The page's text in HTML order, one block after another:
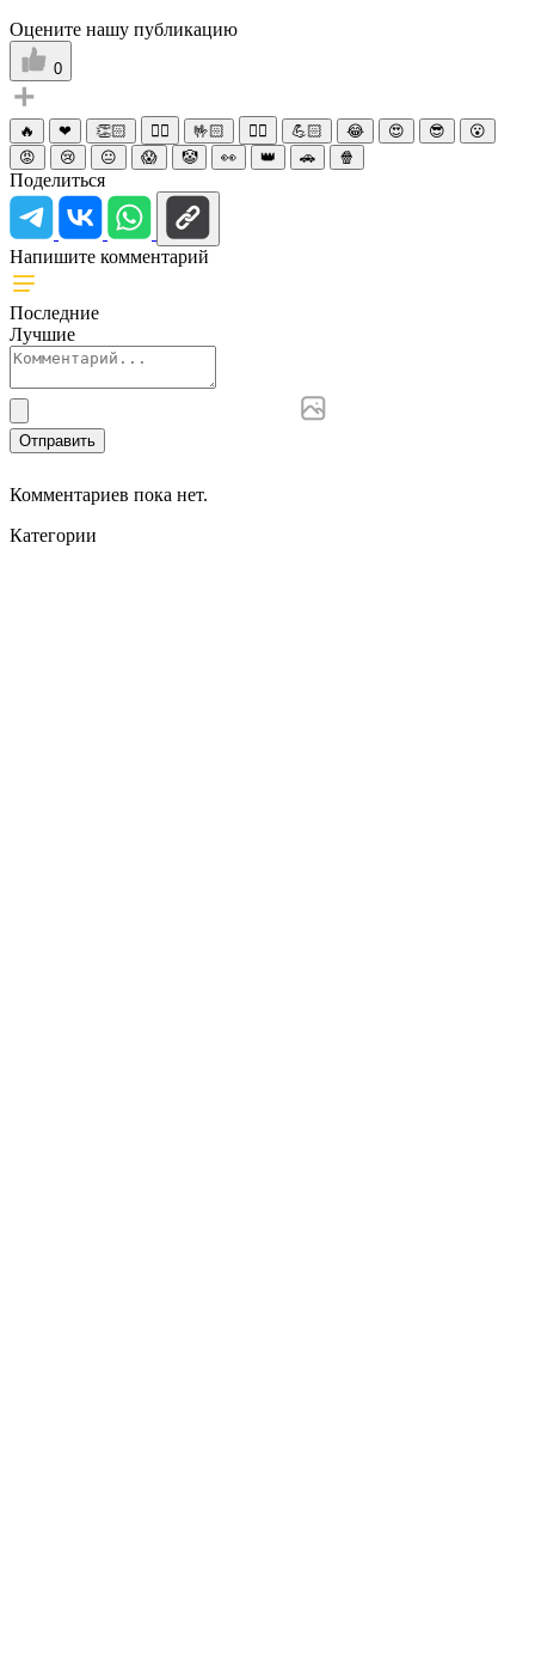
Оцените нашу публикацию
0
🔥 ❤ 👏🏻 ☝🏻 🤟🏻 ✌🏻 💪🏻 😂 😍 😎
😮
😡
😢 😐 😱 🤡 👀 👑 🚗 🍿
Поделиться
Напишите комментарий
Последние
Лучшие
Отправить
Комментариев пока нет.
Категории